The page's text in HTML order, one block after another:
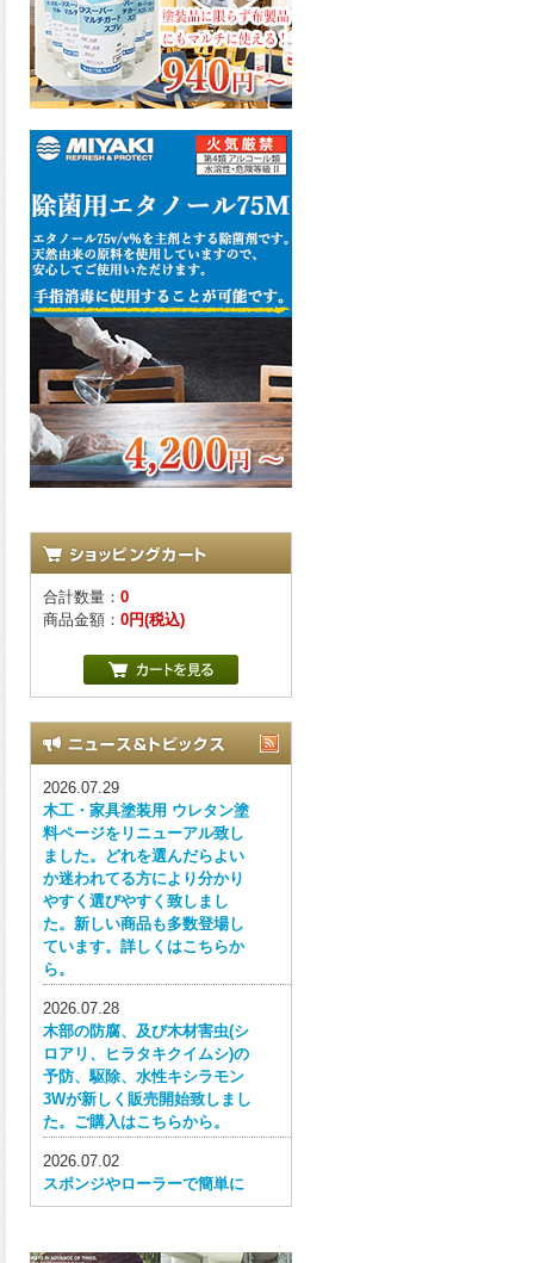
合計数量： 0
商品金額： 0円(税込)
2026.07.29
木工・家具塗装用 ウレタン塗
料ページをリニューアル致し
ました。どれを選んだらよい
か迷われてる方により分かり
やすく選びやすく致しまし
た。新しい商品も多数登場し
ています。詳しくはこちらか
ら。
2026.07.28
木部の防腐、及び木材害虫(シ
ロアリ、ヒラタキクイムシ)の
予防、駆除、水性キシラモン
3Wが新しく販売開始致しまし
た。ご購入はこちらから。
2026.07.02
スポンジやローラーで簡単に
塗ってはがせる目かくし用水
イントが新しく販売開始致し